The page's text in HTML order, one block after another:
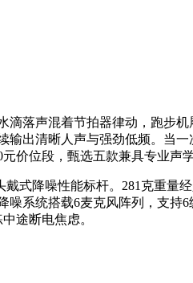
滴落声混着节拍器律动，跑步
输出清晰人声与强劲低频。当
元价位段，甄选五款兼具专业
戴式降噪性能标杆。281克重量
噪系统搭载6麦克风阵列，支持
途断电焦虑。